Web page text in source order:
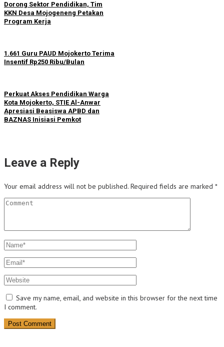
Dorong Sektor Pendidikan, Tim
KKN Desa Mojogeneng Petakan
Program Kerja
1.661 Guru PAUD Mojokerto Terima
Insentif Rp250 Ribu/Bulan
Perkuat Akses Pendidikan Warga
Kota Mojokerto, STIE Al-Anwar
Apresiasi Beasiswa APBD dan
BAZNAS Inisiasi Pemkot
Leave a Reply
Your email address will not be published. Required fields are marked *
Save my name, email, and website in this browser for the next time
I comment.